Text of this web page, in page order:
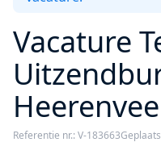
Vacature
Referentie nr.: V-183663